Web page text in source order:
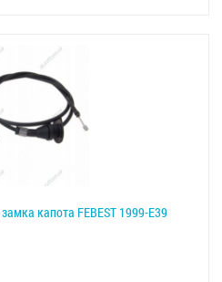
капота FEBEST 1999-E39